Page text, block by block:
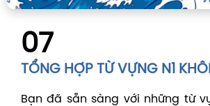
07
TỔNG HỢP TỪ VỰNG N1
Bạn đã sẵn sàng với những từ